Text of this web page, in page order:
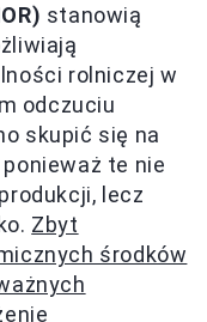
stanowią
rolniczej w
odczuciu
skupić się na
te nie
lecz
Zbyt
środków